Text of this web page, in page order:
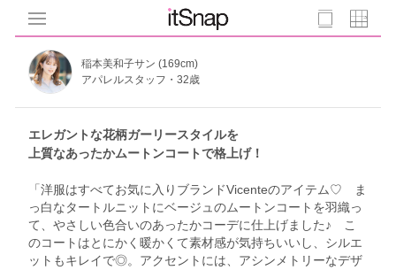
稲本美和子サン (169cm)
アパレルスタッフ・32歳
エレガントな花柄ガーリースタイルを
上質なあったかムートンコートで格上げ！
「洋服はすべてお気に入りブランドVicenteのアイテム♡ ま
っ白なタートルニットにベージュのムートンコートを羽織っ
て、やさしい色合いのあったかコーデに仕上げました♪ こ
のコートはとにかく暖かくて素材感が気持ちいいし、シルエ
ットもキレイで◎。アクセントには、アシンメトリーなデザ